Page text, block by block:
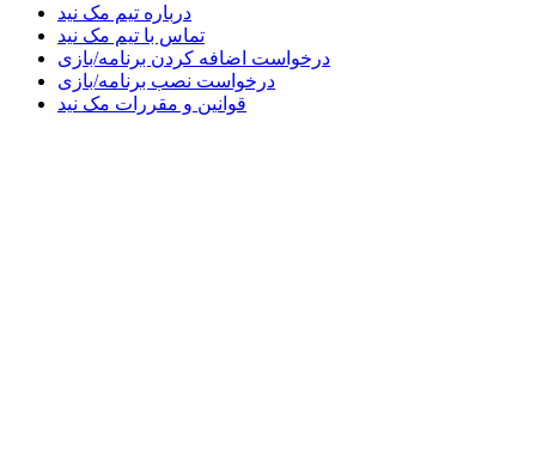
درباره تیم مک نید
تماس با تیم مک نید
درخواست اضافه کردن برنامه/بازی
درخواست نصب برنامه/بازی
قوانین و مقررات مک نید